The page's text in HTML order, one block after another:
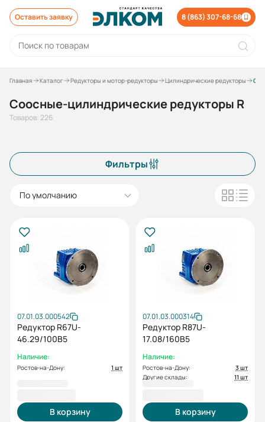
Оставить заявку 8 (863) 307-68-68
Главная Каталог Редукторы и мотор-редукторы Цилиндрические редукторы
Соосные-цилиндрические редукторы R
Товаров: 226
Фильтры
По умолчанию
07.01.03.000542
Редуктор R67U-
46.29/100В5
Наличие:
Ростов-на-Дону: 1 шт
В корзину
07.01.03.000314
Редуктор R87U-
17.08/160B5
Наличие:
Ростов-на-Дону:
3 шт
Другие склады:
11 шт
В корзину